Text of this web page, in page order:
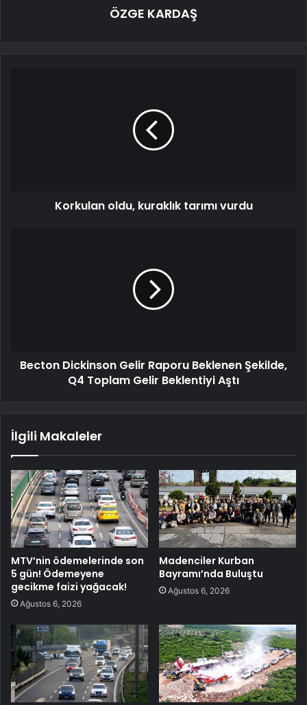
ÖZGE KARDAŞ
Korkulan oldu, kuraklık tarımı vurdu
Becton Dickinson Gelir Raporu Beklenen Şekilde,
Q4 Toplam Gelir Beklentiyi Aştı
İlgili Makaleler
MTV’nin ödemelerinde son
5 gün! Ödemeyene
gecikme faizi yağacak!
Ağustos 6, 2026
Madenciler Kurban
Bayramı’nda Buluştu
Ağustos 6, 2026